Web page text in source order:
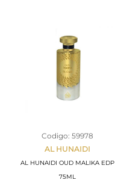
Codigo: 59978
AL HUNAIDI
AL HUNAIDI OUD MALIKA EDP
75ML